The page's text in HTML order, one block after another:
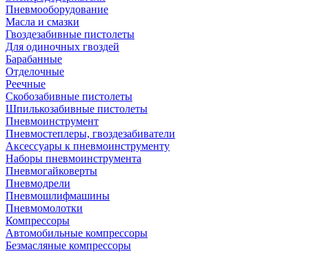
Пневмооборудование
Масла и смазки
Гвоздезабивные пистолеты
Для одиночных гвоздей
Барабанные
Отделочные
Реечные
Скобозабивные пистолеты
Шпилькозабивные пистолеты
Пневмоинструмент
Пневмостеплеры, гвоздезабиватели
Аксессуары к пневмоинструменту
Наборы пневмоинструмента
Пневмогайковерты
Пневмодрели
Пневмошлифмашины
Пневмомолотки
Компрессоры
Автомобильные компрессоры
Безмасляные компрессоры